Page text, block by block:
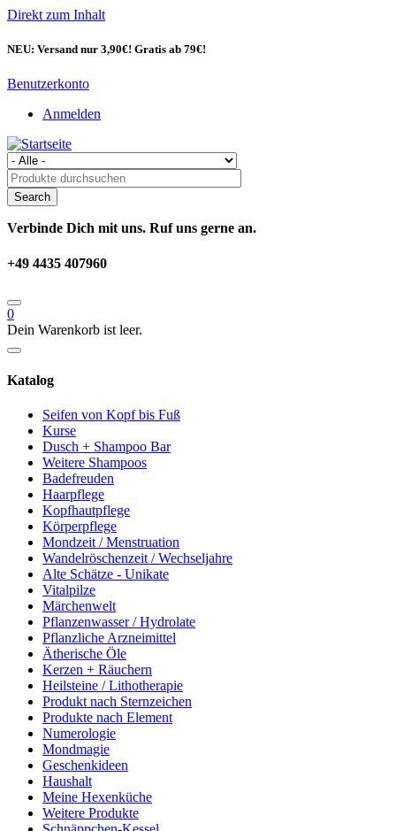
Direkt zum Inhalt
NEU: Versand nur 3,90€! Gratis ab 79€!
Benutzerkonto
Anmelden
Verbinde Dich mit uns. Ruf uns gerne an.
+49 4435 407960
0
Dein Warenkorb ist leer.
Katalog
Seifen von Kopf bis Fuß
Kurse
Dusch + Shampoo Bar
Weitere Shampoos
Badefreuden
Haarpflege
Kopfhautpflege
Körperpflege
Mondzeit / Menstruation
Wandelröschenzeit / Wechseljahre
Alte Schätze - Unikate
Vitalpilze
Märchenwelt
Pflanzenwasser / Hydrolate
Pflanzliche Arzneimittel
Ätherische Öle
Kerzen + Räuchern
Heilsteine / Lithotherapie
Produkt nach Sternzeichen
Produkte nach Element
Numerologie
Mondmagie
Geschenkideen
Haushalt
Meine Hexenküche
Weitere Produkte